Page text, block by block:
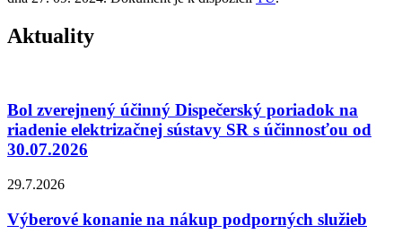
Aktuality
Bol zverejnený účinný Dispečerský poriadok na
riadenie elektrizačnej sústavy SR s účinnosťou od
30.07.2026
29.7.2026
Výberové konanie na nákup podporných služieb